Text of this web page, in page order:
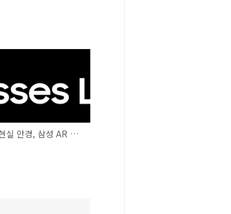
가상현실 안경, 삼성 AR 글래스 라이트 출시 예정